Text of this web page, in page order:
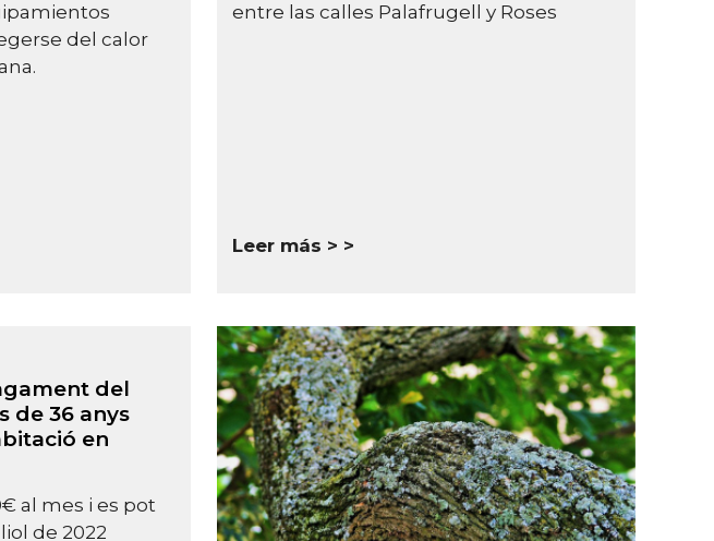
del calor
entre las calles Palafrugell y Roses
Leer más >
del
de 36 anys
en
al mes i es pot
de 2022